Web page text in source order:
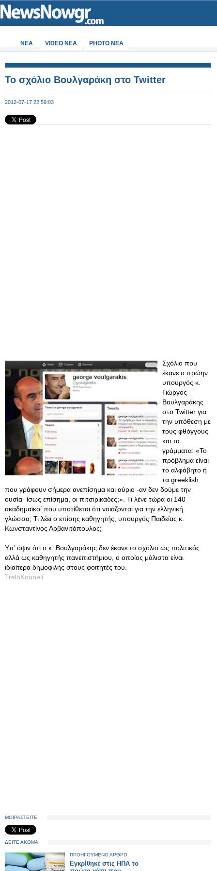
ΝΕΑ VIDEO NEA PHOTO NEA
Το σχόλιο Βουλγαράκη στο Twitter
2012-07-17 22:59:03
Σχόλιο που
έκανε ο πρώην
υπουργός κ.
Γιώργος
Βουλγαράκης
στο Twitter για
την υπόθεση με
τους φθόγγους
και τα
γράμματα: «Το
πρόβλημα είναι
το αλφάβητο ή
τα greeklish
που γράφουν σήμερα ανεπίσημα και αύριο -αν δεν δούμε την
ουσία- ίσως επίσημα, οι πιτσιρικάδες;». Τι λένε τώρα οι 140
ακαδημαϊκοί που υποτίθεται ότι νοιάζονται για την ελληνική
γλώσσα; Τι λέει ο επίσης καθηγητής, υπουργός Παιδείας κ.
Κωνσταντίνος Αρβανιτόπουλος;
Υπ’ όψιν ότι ο κ. Βουλγαράκης δεν έκανε το σχόλιο ως πολιτικός
αλλά ως καθηγητής πανεπιστήμιου, ο οποίος μάλιστα είναι
ιδιαίτερα δημοφιλής στους φοιτητές του.
TreloKouneli
ΜΟΙΡΑΣΤΕΙΤΕ
ΔΕΙΤΕ ΑΚΟΜΑ
ΠΡΟΗΓΟΥΜΕΝΟ ΑΡΘΡΟ
Εγκρίθηκε στις ΗΠΑ το